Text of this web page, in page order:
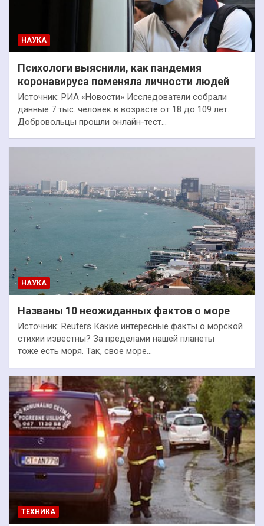
НАУКА
Психологи выяснили, как пандемия
коронавируса поменяла личности людей
Источник: РИА «Новости» Исследователи собрали
данные 7 тыс. человек в возрасте от 18 до 109 лет.
Добровольцы прошли онлайн-тест…
НАУКА
Названы 10 неожиданных фактов о море
Источник: Reuters Какие интересные факты о морской
стихии известны? За пределами нашей планеты
тоже есть моря. Так, свое море…
ТЕХНИКА